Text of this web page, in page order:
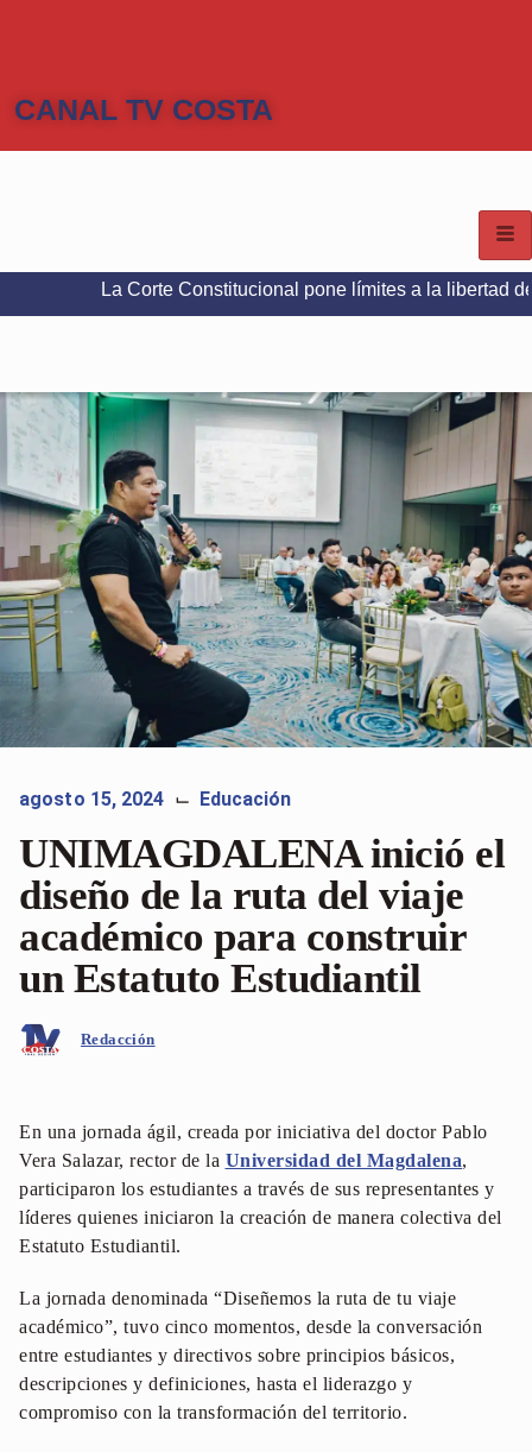
CANAL TV COSTA
Corte Constitucional pone límites a la libertad de expresión
agosto 15, 2024 ⌙ Educación
UNIMAGDALENA inició el
diseño de la ruta del viaje
académico para construir
un Estatuto Estudiantil
Redacción
En una jornada ágil, creada por iniciativa del doctor Pablo
Vera Salazar, rector de la Universidad del Magdalena,
participaron los estudiantes a través de sus representantes y
líderes quienes iniciaron la creación de manera colectiva del
Estatuto Estudiantil.
La jornada denominada “Diseñemos la ruta de tu viaje
académico”, tuvo cinco momentos, desde la conversación
entre estudiantes y directivos sobre principios básicos,
descripciones y definiciones, hasta el liderazgo y
compromiso con la transformación del territorio.